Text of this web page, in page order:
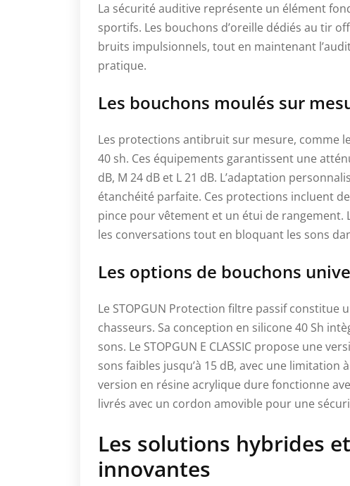
La sécurité auditive représente un élément
sportifs. Les bouchons d’oreille dédiés au tir
bruits impulsionnels, tout en maintenant
pratique.
Les bouchons moulés sur
Les protections antibruit sur mesure, comme
40 sh. Ces équipements garantissent une
dB, M 24 dB et L 21 dB. L’adaptation
étanchéité parfaite. Ces protections incluent
pince pour vêtement et un étui de rangement.
les conversations tout en bloquant les sons
Les options de bouchons
Le STOPGUN Protection filtre passif constitue
chasseurs. Sa conception en silicone 40 Sh
sons. Le STOPGUN E CLASSIC propose une
sons faibles jusqu’à 15 dB, avec une limitation
version en résine acrylique dure fonctionne
livrés avec un cordon amovible pour une
Les solutions hybrides
innovantes